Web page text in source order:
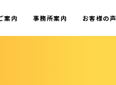
案内 事務所案内 お客様の声